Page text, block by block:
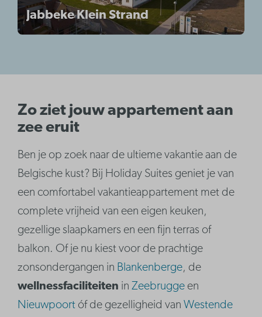
Jabbeke Klein Strand
Zo ziet jouw appartement aan
zee eruit
Ben je op zoek naar de ultieme vakantie aan de
Belgische kust? Bij Holiday Suites geniet je van
een comfortabel vakantieappartement met de
complete vrijheid van een eigen keuken,
gezellige slaapkamers en een fijn terras of
balkon. Of je nu kiest voor de prachtige
zonsondergangen in Blankenberge, de
wellnessfaciliteiten inZeebrugge en
Nieuwpoort óf de gezelligheid vanWestende